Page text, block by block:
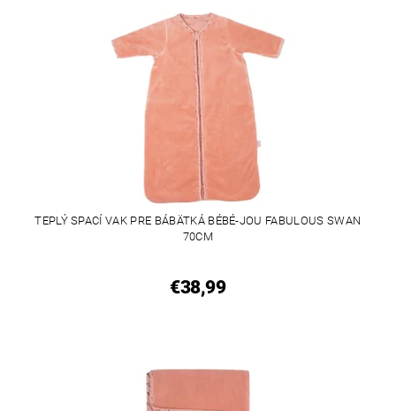
TEPLÝ SPACÍ VAK PRE BÁBÄTKÁ BÉBÉ-JOU FABULOUS SWAN
70CM
€38,99